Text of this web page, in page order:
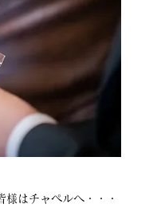
はチャペルへ・・・